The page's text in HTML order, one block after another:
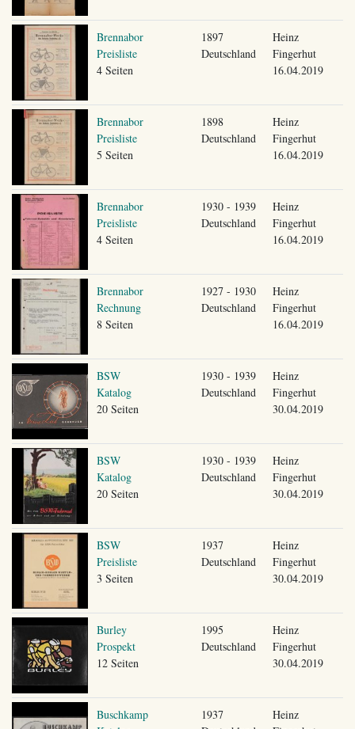
Brennabor
Preisliste
4 Seiten
1897
Deutschland
Heinz
Fingerhut
16.04.2019
Brennabor
Preisliste
5 Seiten
1898
Deutschland
Heinz
Fingerhut
16.04.2019
Brennabor
Preisliste
4 Seiten
1930 - 1939
Deutschland
Heinz
Fingerhut
16.04.2019
Brennabor
Rechnung
8 Seiten
1927 - 1930
Deutschland
Heinz
Fingerhut
16.04.2019
BSW
Katalog
20 Seiten
1930 - 1939
Deutschland
Heinz
Fingerhut
30.04.2019
BSW
Katalog
20 Seiten
1930 - 1939
Deutschland
Heinz
Fingerhut
30.04.2019
BSW
Preisliste
3 Seiten
1937
Deutschland
Heinz
Fingerhut
30.04.2019
Burley
Prospekt
12 Seiten
1995
Deutschland
Heinz
Fingerhut
30.04.2019
Buschkamp
1937
Heinz